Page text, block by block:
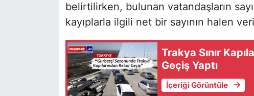
belirtilirken, bulunan vatandaşların
kayıplarla ilgili net bir sayının halen
Trakya Sınır
Geçiş Yaptı
İçeriği Görüntüle